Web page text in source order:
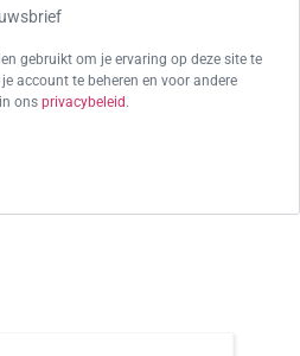
gebruikt om je ervaring op deze site te
account te beheren en voor andere
ons privacybeleid .